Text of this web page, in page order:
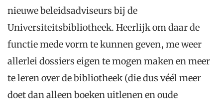
nieuwe beleidsadviseurs bij de
Universiteitsbibliotheek. Heerlijk om daar de
functie mede vorm te kunnen geven, me weer
allerlei dossiers eigen te mogen maken en meer
te leren over de bibliotheek (die dus véél meer
doet dan alleen boeken uitlenen en oude